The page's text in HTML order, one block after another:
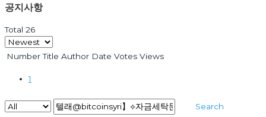
공지사항
Total 26
Number Title Author Date Votes Views
1
Search